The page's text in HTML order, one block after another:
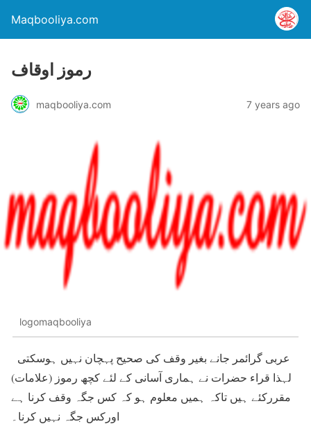
Maqbooliya.com
رموز اوقاف
maqbooliya.com 7 years ago
logomaqbooliya
لہذا قراء حضرات نے ہماری آسانی کے لئے کچھ رموز (علامات)
مقررکئے ہیں تاکہ ہمیں معلوم ہو کہ کس جگہ وقف کرنا ہے
اورکس جگہ نہیں کرنا۔